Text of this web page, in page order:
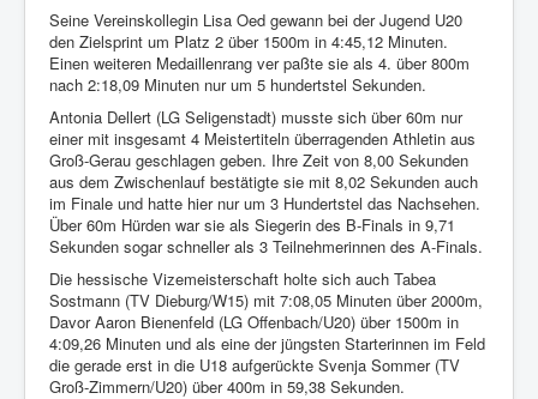
Seine Vereinskollegin Lisa Oed gewann bei der Jugend U20
den Zielsprint um Platz 2 über 1500m in 4:45,12 Minuten.
Einen weiteren Medaillenrang verpaßte sie als 4. über 800m
nach 2:18,09 Minuten nur um 5 hundertstel Sekunden.
Antonia Dellert (LG Seligenstadt) musste sich über 60m nur
einer mit insgesamt 4 Meistertiteln überragenden Athletin aus
Groß-Gerau geschlagen geben. Ihre Zeit von 8,00 Sekunden
aus dem Zwischenlauf bestätigte sie mit 8,02 Sekunden auch
im Finale und hatte hier nur um 3 Hundertstel das Nachsehen.
Über 60m Hürden war sie als Siegerin des B-Finals in 9,71
Sekunden sogar schneller als 3 Teilnehmerinnen des A-Finals.
Die hessische Vizemeisterschaft holte sich auch Tabea
Sostmann (TV Dieburg/W15) mit 7:08,05 Minuten über 2000m,
Davor Aaron Bienenfeld (LG Offenbach/U20) über 1500m in
4:09,26 Minuten und als eine der jüngsten Starterinnen im Feld
die gerade erst in die U18 aufgerückte Svenja Sommer (TV
Groß-Zimmern/U20) über 400m in 59,38 Sekunden.